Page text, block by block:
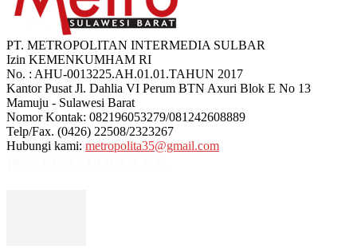
PT. METROPOLITAN INTERMEDIA SULBAR
Izin KEMENKUMHAM RI
No. : AHU-0013225.AH.01.01.TAHUN 2017
Kantor Pusat Jl. Dahlia VI Perum BTN Axuri Blok E No 13
Mamuju - Sulawesi Barat
Nomor Kontak: 082196053279/081242608889
Telp/Fax. (0426) 22508/2323267
Hubungi kami: metropolita35@gmail.com